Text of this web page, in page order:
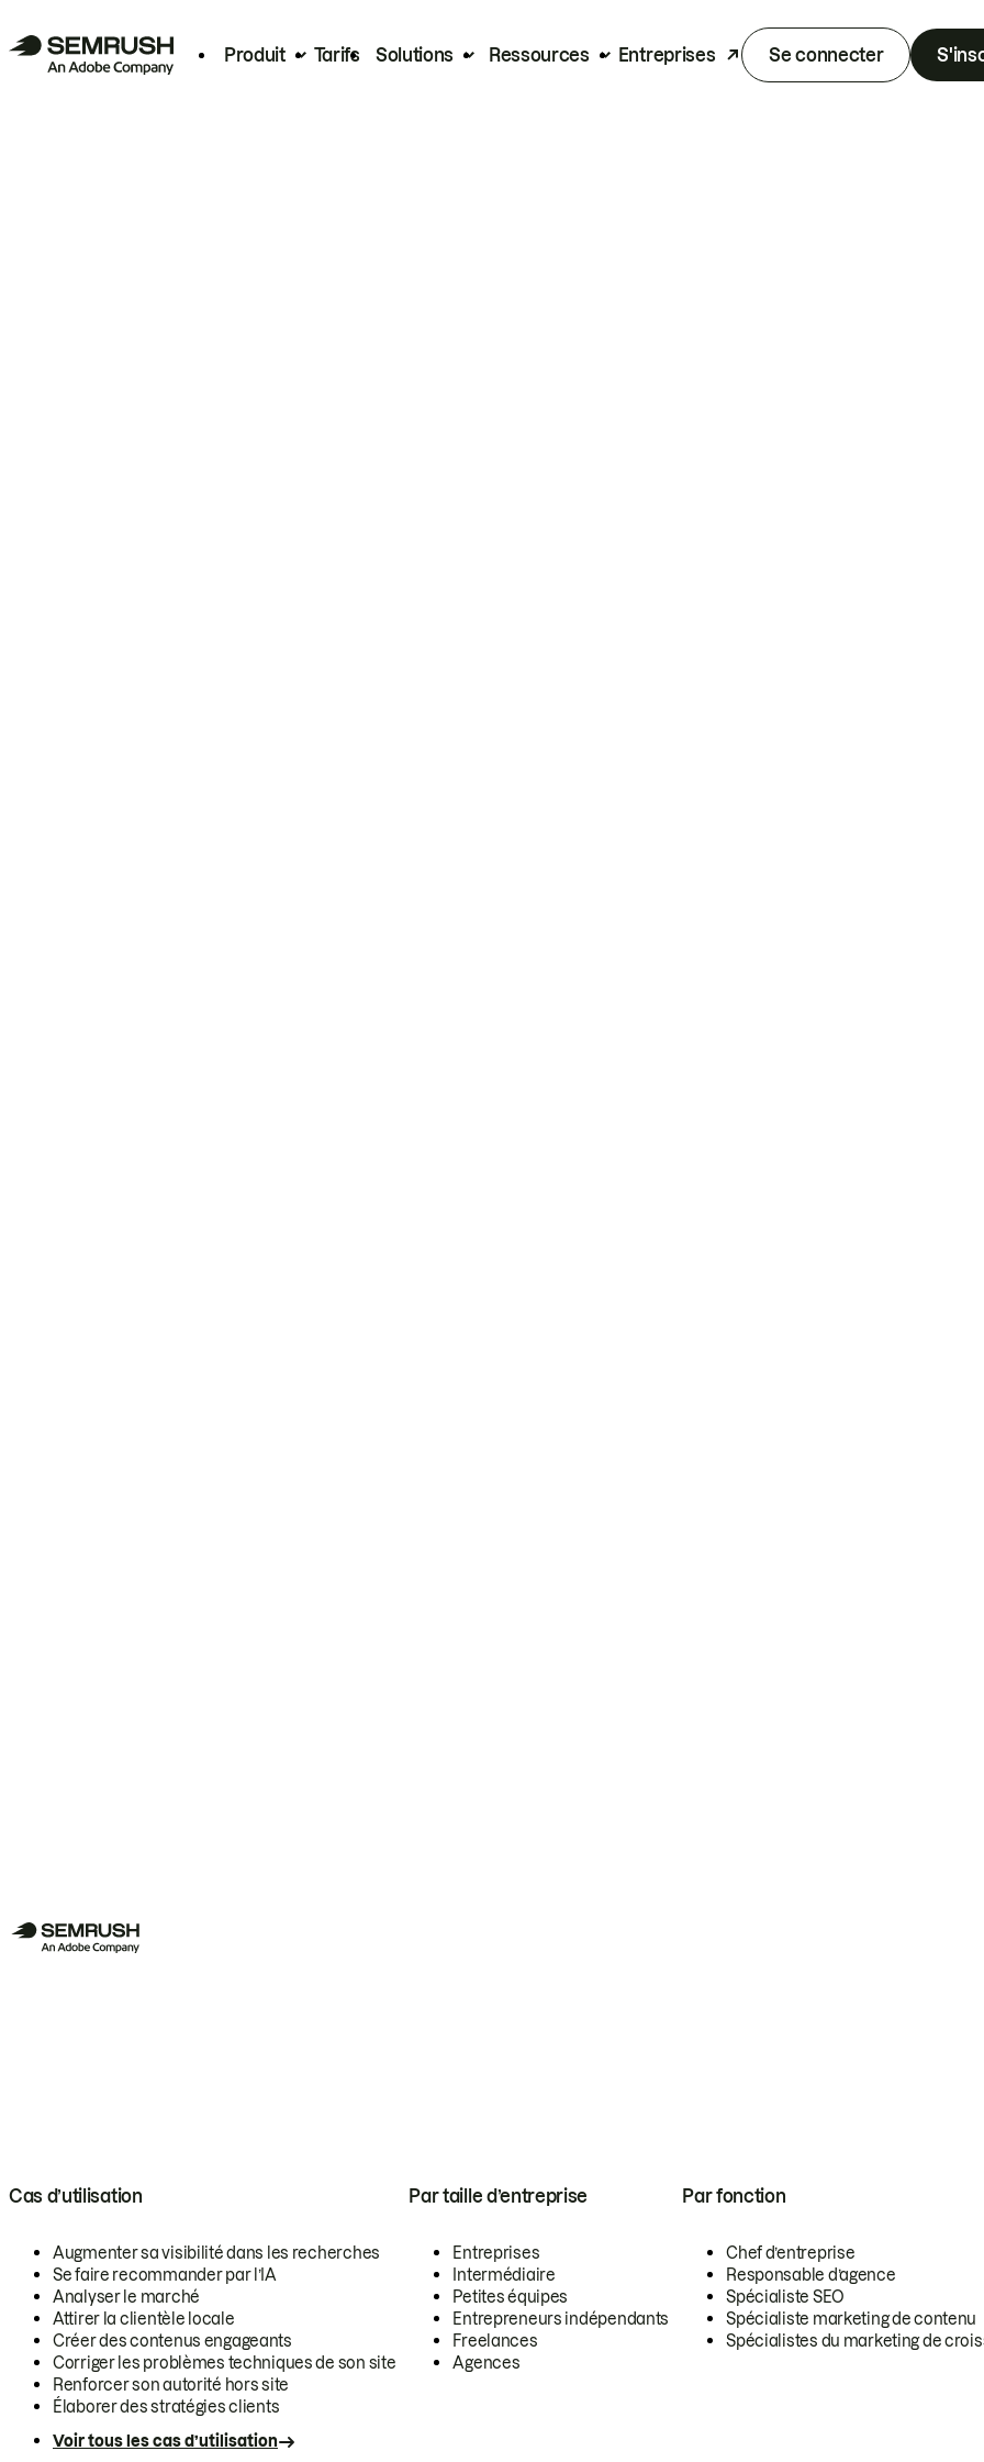
Produit Tarifs Solutions Ressources Entreprises Se connecter
Cas d’utilisation
Augmenter sa visibilité dans les recherches
Se faire recommander par l’IA
Analyser le marché
Attirer la clientèle locale
Créer des contenus engageants
Corriger les problèmes techniques de son site
Renforcer son autorité hors site
Élaborer des stratégies clients
Voir tous les cas d’utilisation
Par taille d’entreprise
Entreprises
Intermédiaire
Petites équipes
Entrepreneurs indépendants
Freelances
Agences
Par fonction
Chef d’entreprise
Responsable d’agence
Spécialiste SEO
Spécialiste marketing de contenu
Spécialistes du marketing de